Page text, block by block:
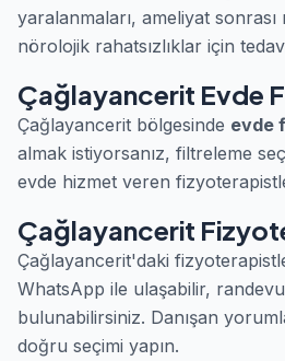
yaralanmaları, ameliyat
nörolojik rahatsızlıklar için
Çağlayancerit Evde
Çağlayancerit bölgesinde evde
almak istiyorsanız, filtreleme
evde hizmet veren
Çağlayancerit
Çağlayancerit'daki
WhatsApp ile ulaşabilir,
bulunabilirsiniz. Danışan
doğru seçimi yapın.